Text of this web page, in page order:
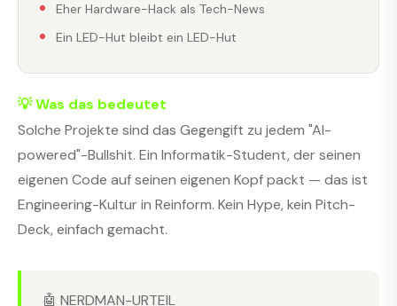
Eher Hardware-Hack als Tech-News
Ein LED-Hut bleibt ein LED-Hut
💡 Was das bedeutet
Solche Projekte sind das Gegengift zu jedem "AI-
powered"-Bullshit. Ein Informatik-Student, der seinen
eigenen Code auf seinen eigenen Kopf packt — das ist
Engineering-Kultur in Reinform. Kein Hype, kein Pitch-
Deck, einfach gemacht.
🤖 NERDMAN-URTEIL